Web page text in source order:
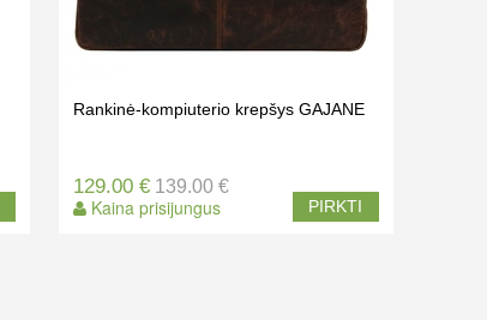
Rankinė-kompiuterio krepšys GAJANE
129.00 €
Kaina prisijungus
139.00 €
PIRKTI